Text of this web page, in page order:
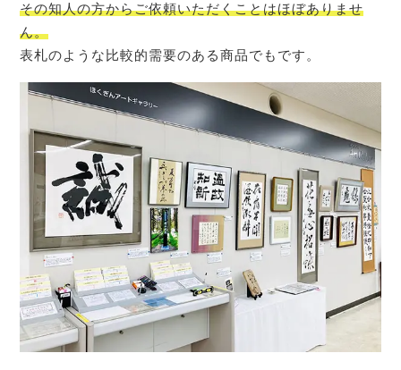
その知人の方からご依頼いただくことはほぼありませ
ん。
表札のような比較的需要のある商品でもです。